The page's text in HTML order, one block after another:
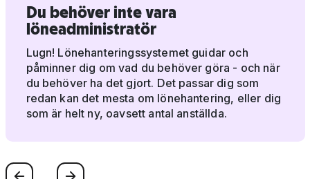
Du behöver inte vara
löneadministratör
Lugn! Lönehanteringssystemet guidar och
påminner dig om vad du behöver göra - och när
du behöver ha det gjort. Det passar dig som
redan kan det mesta om lönehantering, eller dig
som är helt ny, oavsett antal anställda.
FöregåendeNästa